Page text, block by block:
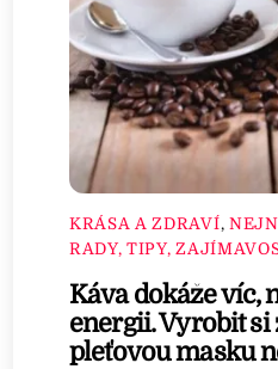
KRÁSA A ZDRAVÍ,
RADY, TIPY,
Káva dokáže víc,
energii. Vyrobit si
pleťovou masku